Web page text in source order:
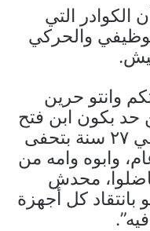
الكوادر التي
والحركي
وانتو حرين
حد بكون ابن فتح
وبيشتغل في العمل الوظيفي ٢٧ سنة بتحفى
وابوه وامه من
محدش
كل أجهزة